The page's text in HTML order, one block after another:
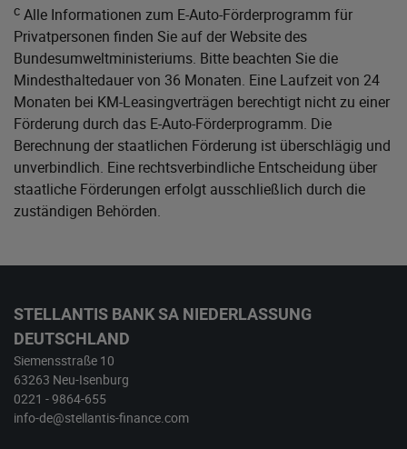
c Alle Informationen zum E-Auto-Förderprogramm für
Privatpersonen finden Sie auf der Website des
Bundesumweltministeriums. Bitte beachten Sie die
Mindesthaltedauer von 36 Monaten. Eine Laufzeit von 24
Monaten bei KM-Leasingverträgen berechtigt nicht zu einer
Förderung durch das E-Auto-Förderprogramm. Die
Berechnung der staatlichen Förderung ist überschlägig und
unverbindlich. Eine rechtsverbindliche Entscheidung über
staatliche Förderungen erfolgt ausschließlich durch die
zuständigen Behörden.
STELLANTIS BANK SA NIEDERLASSUNG
DEUTSCHLAND
Siemensstraße 10
63263 Neu-Isenburg
0221 - 9864-655
info-de@stellantis-finance.com